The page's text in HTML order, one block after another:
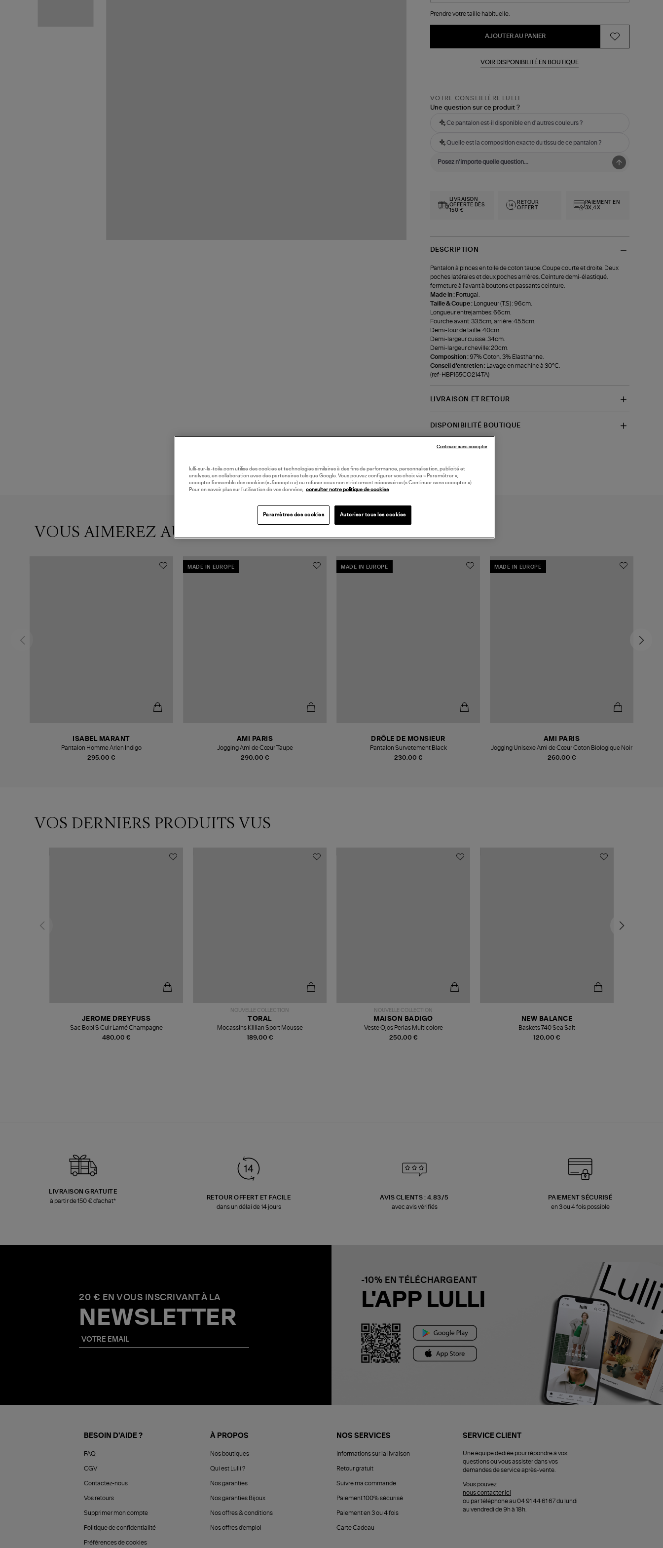
Prendre votre taille habituelle.
AJOUTER AU PANIER
VOIR DISPONIBILITÉ EN BOUTIQUE
VOTRE CONSEILLÈRE LULLI
Une question sur ce produit ?
Ce pantalon est-il disponible en d'autres couleurs ?
Quelle est la composition exacte du tissu de ce pantalon ?
LIVRAISON
OFFERTE DÈS
150 €
RETOUR
OFFERT
PAIEMENT EN
3X,4X
DESCRIPTION
Pantalon à pinces en toile de coton taupe. Coupe courte et droite. Deux
poches latérales et deux poches arrières. Ceinture demi-élastiqué,
fermeture à l'avant à boutons et passants ceinture.
Made in : Portugal.
Taille & Coupe :
Longueur (T.S) : 96cm.
Longueur entrejambes: 66cm.
Fourche avant: 33.5cm; arrière: 45.5cm.
Demi-tour de taille: 40cm.
Demi-largeur cuisse: 34cm.
Demi-largeur cheville: 20cm.
Composition : 97% Coton, 3% Elasthanne.
Conseil d'entretien :
Lavage en machine à 30°C.
(ref-HBP155CO214TA)
LIVRAISON ET RETOUR
DISPONIBILITÉ BOUTIQUE
VOUS AIMEREZ AUSSI
295,00 €
ISABEL MARANT
Pantalon Homme Arlen Indigo
MADE IN EUROPE
290,00 €
AMI PARIS
Jogging Ami de Cœur Taupe
MADE IN EUROPE
230,00 €
DRÔLE DE MONSIEUR
Pantalon Survetement Black
MADE IN EUROPE
260,00 €
AMI PARIS
Jogging Unisexe Ami de Cœur Coton Biologique Noir
VOS DERNIERS PRODUITS VUS
480,00 €
JEROME DREYFUSS
Sac Bobi S Cuir Lamé Champagne
NOUVELLE COLLECTION
189,00 €
TORAL
Mocassins Killian Sport Mousse
NOUVELLE COLLECTION
250,00 €
MAISON BADIGO
Veste Ojos Perlas Multicolore
120,00 €
NEW BALANCE
Baskets 740 Sea Salt
LIVRAISON GRATUITE
à partir de 150 € d'achat*
RETOUR OFFERT ET FACILE
dans un délai de 14 jours
AVIS CLIENTS : 4.83/5
avec avis vérifiés
PAIEMENT SÉCURISÉ
en 3 ou 4 fois possible
20 € EN VOUS INSCRIVANT À LA
NEWSLETTER
-10% EN TÉLÉCHARGEANT
L'APP LULLI
BESOIN D'AIDE ?
FAQ
CGV
Contactez-nous
Vos retours
Supprimer mon compte
Politique de confidentialité
Préférences de cookies
À PROPOS
Nos boutiques
Qui est Lulli ?
Nos garanties
Nos garanties Bijoux
Nos offres & conditions
Nos offres d'emploi
NOS SERVICES
Informations sur la livraison
Retour gratuit
Suivre ma commande
Paiement 100% sécurisé
Paiement en 3 ou 4 fois
Carte Cadeau
SERVICE CLIENT
Une équipe dédiée pour répondre à vos
questions ou vous assister dans vos
demandes de service après-vente.
Vous pouvez
nous contacter ici
ou par téléphone au 04 91 44 61 67 du lundi
au vendredi de 9h à 18h.
lulli-sur-la-toile.com utilise des cookies et technologies similaires à des fins de performance, personnalisation, publicité et
analyses, en collaboration avec des partenaires tels que Google. Vous pouvez configurer vos choix via « Paramétrer »,
accepter l’ensemble des cookies (« J’accepte ») ou refuser ceux non strictement nécessaires (« Continuer sans accepter »).
Pour en savoir plus sur l’utilisation de vos données,
consulter notre politique de cookies
Paramètres des cookies Autoriser tous les cookies
Continuer sans accepter